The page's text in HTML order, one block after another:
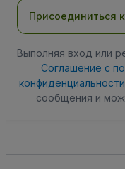
Присоединиться
Выполняя вход или
Соглашение с
конфиденциальности
сообщения и